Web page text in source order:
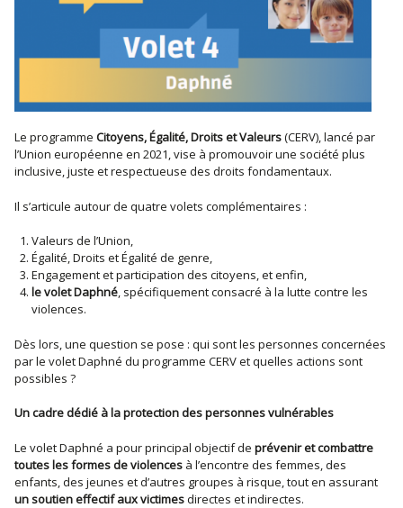
Le programme Citoyens, Égalité, Droits et Valeurs(CERV), lancé par
l’Union européenne en 2021, vise à promouvoir une société plus
inclusive, juste et respectueuse des droits fondamentaux.
Il s’articule autour de quatre volets complémentaires :
Valeurs de l’Union,
Égalité, Droits et Égalité de genre,
Engagement et participation des citoyens, et enfin,
le volet Daphné, spécifiquement consacré à la lutte contre les
violences.
Dès lors, une question se pose : qui sont les personnes concernées
par le volet Daphné du programme CERV et quelles actions sont
possibles ?
Un cadre dédié à la protection des personnes vulnérables
Le volet Daphné a pour principal objectif de prévenir et combattre
toutes les formes de violencesà l’encontre des femmes, des
enfants, des jeunes et d’autres groupes à risque, tout en assurant
un soutien effectif aux victimesdirectes et indirectes.